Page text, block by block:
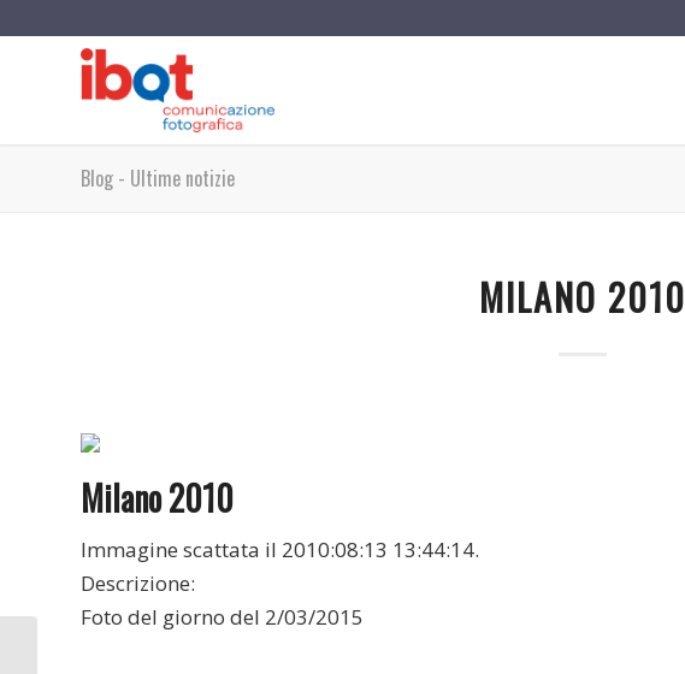
Blog - Ultime notizie
MILANO 2010
Milano 2010
Immagine scattata il 2010:08:13 13:44:14.
Descrizione:
Foto del giorno del 2/03/2015